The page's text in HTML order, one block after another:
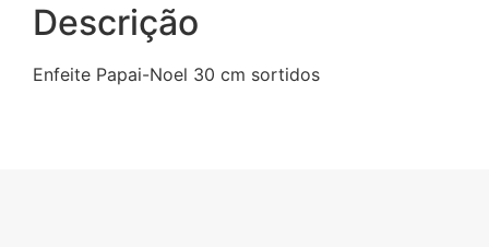
Descrição
Enfeite Papai-Noel 30 cm sortidos